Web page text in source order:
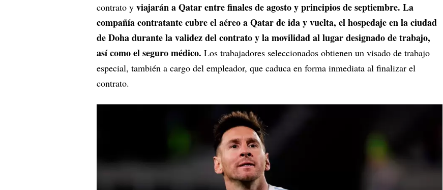
contrato y viajarán a Qatar entre finales de agosto y principios de septiembre. La
compañía contratante cubre el aéreo a Qatar de ida y vuelta, el hospedaje en la ciudad
de Doha durante la validez del contrato y la movilidad al lugar designado de trabajo,
así como el seguro médico. Los trabajadores seleccionados obtienen un visado de trabajo
especial, también a cargo del empleador, que caduca en forma inmediata al finalizar el
contrato.